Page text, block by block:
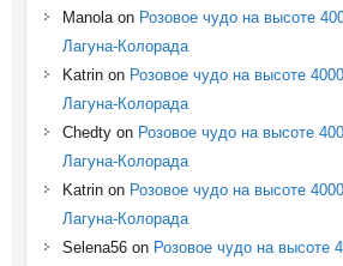
Manolaon Розовое чудо на высоте
Лагуна-Колорада
Katrinon Розовое чудо на высоте
Лагуна-Колорада
Chedtyon Розовое чудо на высоте
Лагуна-Колорада
Katrinon Розовое чудо на высоте
Лагуна-Колорада
Selena56on Розовое чудо на высоте